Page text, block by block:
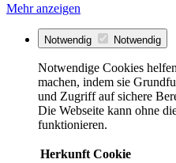
Mehr anzeigen
Notwendig Notwendig
Notwendige Cookies
machen, indem sie
und Zugriff auf sichere
Die Webseite kann ohne
funktionieren.
Herkunft Cookie